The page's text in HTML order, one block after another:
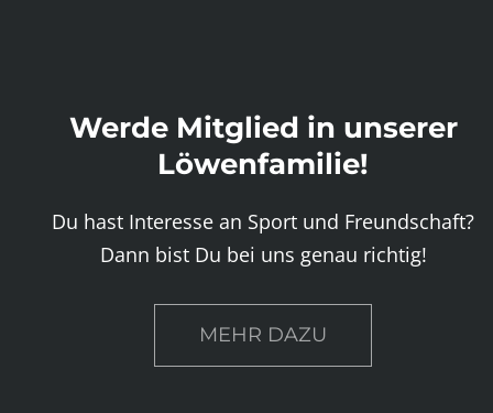
Werde Mitglied in unserer
Löwenfamilie!
Du hast Interesse an Sport und Freundschaft?
Dann bist Du bei uns genau richtig!
MEHR DAZU